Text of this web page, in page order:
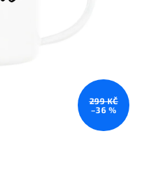
299 KČ
–36 %